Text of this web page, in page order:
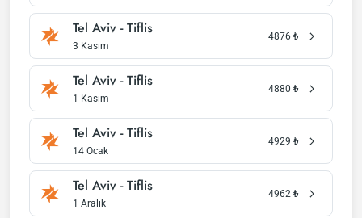
Tel Aviv - Tiflis
3 Kasım
4876 ₺
Tel Aviv - Tiflis
1 Kasım
4880 ₺
Tel Aviv - Tiflis
14 Ocak
4929 ₺
Tel Aviv - Tiflis
1 Aralık
4962 ₺